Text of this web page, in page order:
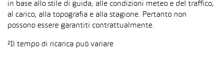
in base allo stile di guida, alle condizioni meteo e del traffico,
al carico, alla topografia e alla stagione. Pertanto non
possono essere garantiti contrattualmente.
²Il tempo di ricarica può variare